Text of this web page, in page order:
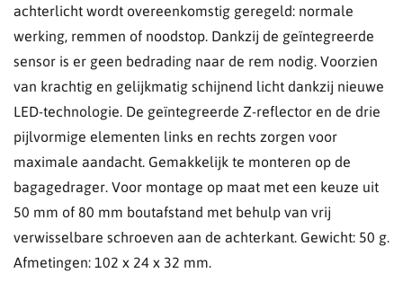
achterlicht wordt overeenkomstig geregeld: normale
werking, remmen of noodstop. Dankzij de geïntegreerde
sensor is er geen bedrading naar de rem nodig. Voorzien
van krachtig en gelijkmatig schijnend licht dankzij nieuwe
LED-technologie. De geïntegreerde Z-reflector en de drie
pijlvormige elementen links en rechts zorgen voor
maximale aandacht. Gemakkelijk te monteren op de
bagagedrager. Voor montage op maat met een keuze uit
50 mm of 80 mm boutafstand met behulp van vrij
verwisselbare schroeven aan de achterkant. Gewicht: 50 g.
Afmetingen: 102 x 24 x 32 mm.